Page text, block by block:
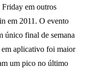
em outros
em 2011. O evento
único final de semana
em aplicativo foi maior
um pico no último